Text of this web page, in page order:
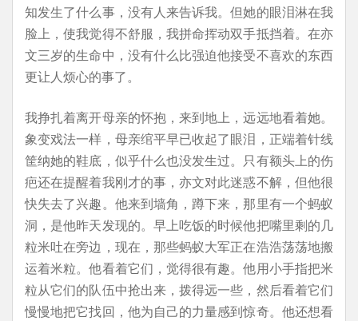
知发生了什么事，没有人来告诉我。但她的眼泪淋在我
脸上，使我觉得不舒服，我拼命挥动双手抵挡着。在亦
文三岁的生命中，没有什么比强迫他接受不喜欢的东西
更让人烦心的事了。
我挣扎着离开母亲的怀抱，来到地上，远远地看着她。
象变戏法一样，母亲绾平早已收起了眼泪，正端着针线
筐纳她的鞋底，似乎什么也没发生过。只有额头上的伤
疤还在提醒着我刚才的事，亦文对此迷惑不解，但他很
快失去了兴趣。他来到墙角，蹲下来，那里有一个蚂蚁
洞，是他昨天发现的。早上吃饭的时候他把嘴里剩的几
粒米吐在旁边，现在，那些蚂蚁大军正在浩浩荡荡地搬
运着米粒。他看着它们，觉得很有趣。他用小手指把米
粒从它们的队伍中抢出来，拨得远一些，然后看着它们
慢慢地把它找回，他为自己的力量感到惊奇。他还想看